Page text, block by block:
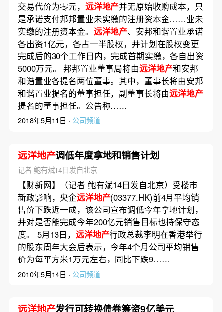
交易代价为零元， 远洋地产并无原始收购成本，只
是承诺支付邦邦置业未实缴的注册资本金……业未
实缴的注册资本金。 远洋地产、安邦和谐置业承诺
各出资1亿元，各占一半股权，并计划在股权变更
完成后的30个工作日内，完成首期实缴，各自出资
5000万元。 邦邦置业董事局将由远洋地产和安邦
和谐置业各提名两位董事。其中，董事长将由安邦
和谐置业提名的董事担任，副董事长将由远洋地产
提名的董事担任。公告称……
2018年5月11日 · 公司频道
远洋地产调低年度拿地和销售计划
记者 鲍有斌14日发自北京
【财新网】（记者 鲍有斌14日发自北京）受楼市
新政影响，央企远洋地产(03377.HK)前4月平均销
售价下跌近一成，该公司宣布调低今年拿地计划，
并对是否能完成今年200亿元销售目标也持保守态
度。 5月13日， 远洋地产行政总裁李明在香港举行
的股东周年大会后表示，今年4个月公司平均销售
价为每平方米1万元左右，同比下跌9……
2010年5月14日 · 公司频道
远洋地产发行可转换债券筹资9亿美元